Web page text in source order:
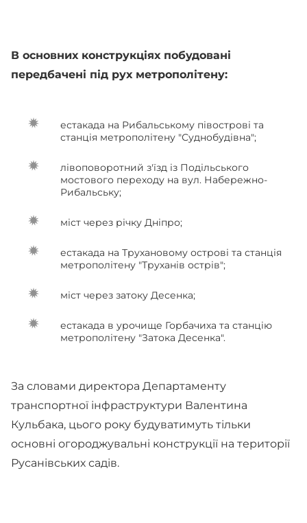
В основних конструкціях побудовані
передбачені під рух метрополітену:
естакада на Рибальському півострові та
станція метрополітену "Суднобудівна";
лівоповоротний з'їзд із Подільського
мостового переходу на вул. Набережно-
Рибальську;
міст через річку Дніпро;
естакада на Трухановому острові та станція
метрополітену "Труханів острів";
міст через затоку Десенка;
естакада в урочище Горбачиха та станцію
метрополітену "Затока Десенка".
За словами директора Департаменту
транспортної інфраструктури Валентина
Кульбака, цього року будуватимуть тільки
основні огороджувальні конструкції на території
Русанівських садів.